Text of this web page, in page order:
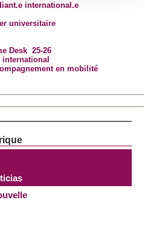
modifier ou retirer votre
à partir de la déclaration sur
de personnaliser le contenu
notre trafic. Nous
sur l'utilisation de
de médias sociaux, de
combiner celles-ci avec
leur avez fournies ou qu'ils
utilisation de leurs services.
international.e
universitaire
Desk 25-26
international
en mobilité